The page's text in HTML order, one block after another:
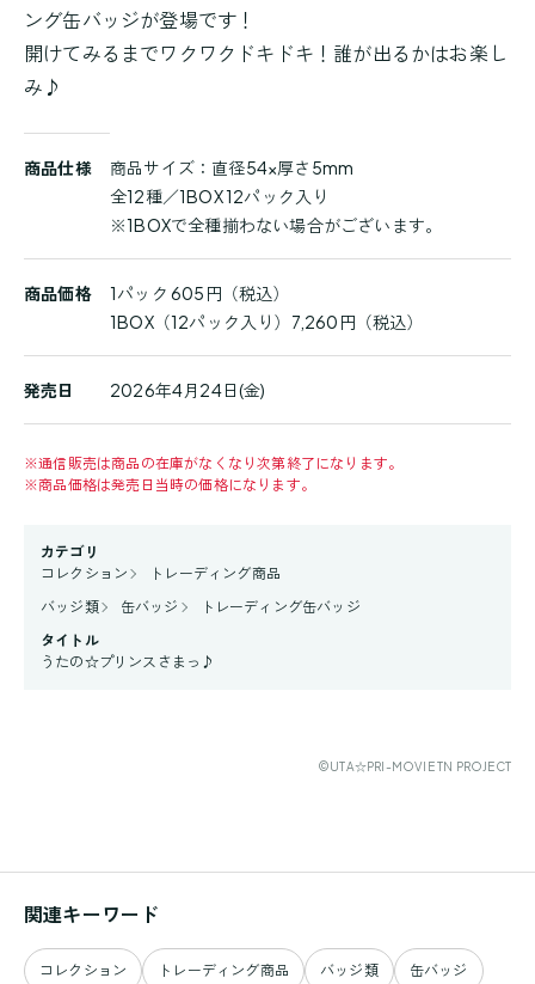
ング缶バッジが登場です！
開けてみるまでワクワクドキドキ！誰が出るかはお楽し
み♪
品
商品仕様
商品サイズ：直径54×厚さ5mm
全12種／1BOX 12パック入り
※1BOXで全種揃わない場合がございます。
商品価格
1パック 605円（税込）
1BOX（12パック入り）7,260円（税込）
発売日 2026年4月24日(金)
※通信販売は商品の在庫がなくなり次第終了になります。
※商品価格は発売日当時の価格になります。
カテゴリ
コレクション
トレーディング商品
バッジ類
缶バッジ
トレーディング缶バッジ
タイトル
うたの☆プリンスさまっ♪
©UTA☆PRI-MOVIE TN PROJECT
関連キーワード
コレクション トレーディング商品 バッジ類 缶バッジ